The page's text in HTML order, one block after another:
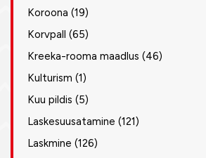
Koroona (19)
Korvpall (65)
Kreeka-rooma maadlus (46)
Kulturism (1)
Kuu pildis (5)
Laskesuusatamine (121)
Laskmine (126)